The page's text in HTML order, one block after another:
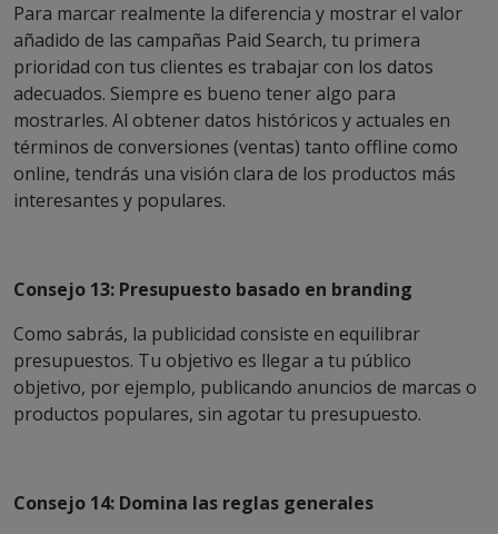
Para marcar realmente la diferencia y mostrar el valor
añadido de las campañas Paid Search, tu primera
prioridad con tus clientes es trabajar con los datos
adecuados. Siempre es bueno tener algo para
mostrarles. Al obtener datos históricos y actuales en
términos de conversiones (ventas) tanto offline como
online, tendrás una visión clara de los productos más
interesantes y populares.
Consejo 13: Presupuesto basado en branding
Como sabrás, la publicidad consiste en equilibrar
presupuestos. Tu objetivo es llegar a tu público
objetivo, por ejemplo, publicando anuncios de marcas o
productos populares, sin agotar tu presupuesto.
Consejo 14: Domina las reglas generales